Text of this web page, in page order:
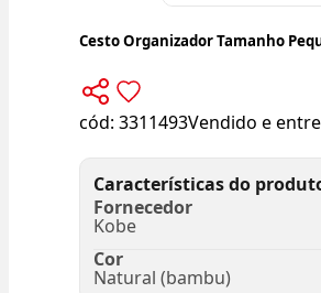
Cesto Organizador Tamanho
cód: 3311493Vendido e
Características do
Fornecedor
Kobe
Cor
Natural (bambu)